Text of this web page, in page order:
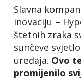
Slavna
inovaciju –
štetnih zraka
sunčeve
uređaja. Ovo
promijenilo